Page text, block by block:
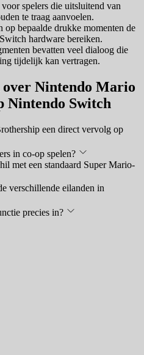
spelers die uitsluitend van
te traag aanvoelen.
op bepaalde drukke momenten de
hardware bereiken.
bevatten veel dialoog die
tijdelijk kan vertragen.
over Nintendo Mario
Switch
een direct vervolg op
in co-op spelen?
met een standaard Super Mario-
verschillende eilanden in
precies in?